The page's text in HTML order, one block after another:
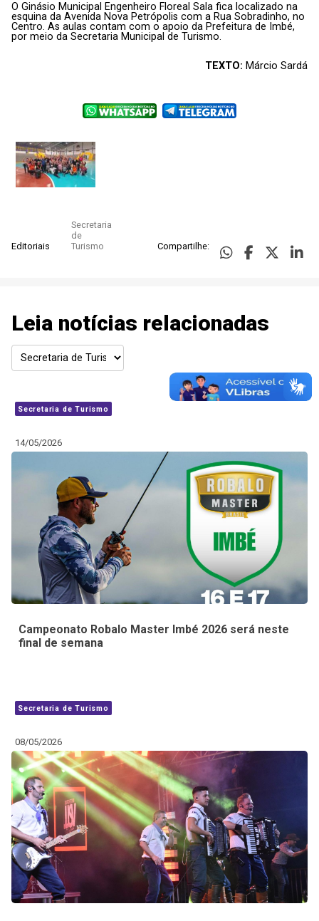
O Ginásio Municipal Engenheiro Floreal Sala fica localizado na
esquina da Avenida Nova Petrópolis com a Rua Sobradinho, no
Centro. As aulas contam com o apoio da Prefeitura de Imbé,
por meio da Secretaria Municipal de Turismo.
TEXTO: Márcio Sardá
Editoriais
Secretaria
de
Turismo
Compartilhe:
Leia notícias relacionadas
Secretaria de Turismo
14/05/2026
Campeonato Robalo Master Imbé 2026 será neste
final de semana
Secretaria de Turismo
08/05/2026